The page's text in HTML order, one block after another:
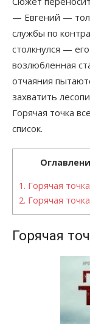
— Евгений —
службы по
столкнулся —
возлюбленная
отчаяния
захватить
Горячая точка
список.
1. Горячая
2. Горячая
Горячая